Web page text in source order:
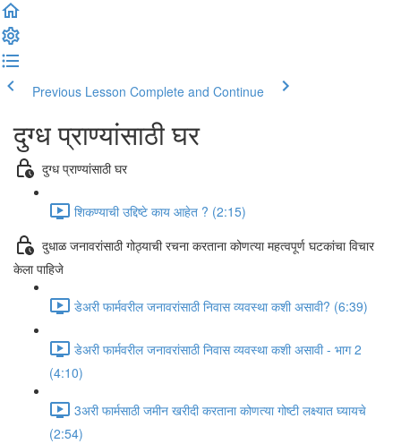
Previous Lesson Complete and Continue
दुग्ध प्राण्यांसाठी घर
दुग्ध प्राण्यांसाठी घर
शिकण्याची उद्दिष्टे काय आहेत ? (2:15)
दुधाळ जनावरांसाठी गोठ्याची रचना करताना कोणत्या महत्वपूर्ण घटकांचा विचार
केला पाहिजे
डेअरी फार्मवरील जनावरांसाठी निवास व्यवस्था कशी असावी? (6:39)
डेअरी फार्मवरील जनावरांसाठी निवास व्यवस्था कशी असावी - भाग 2
(4:10)
3अरी फार्मसाठी जमीन खरीदी करताना कोणत्या गोष्टी लक्ष्यात घ्यायचे
(2:54)